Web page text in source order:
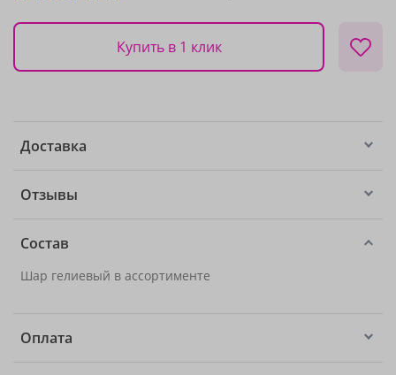
Купить в 1 клик
Доставка
Отзывы
Состав
Шар гелиевый в ассортименте
Оплата